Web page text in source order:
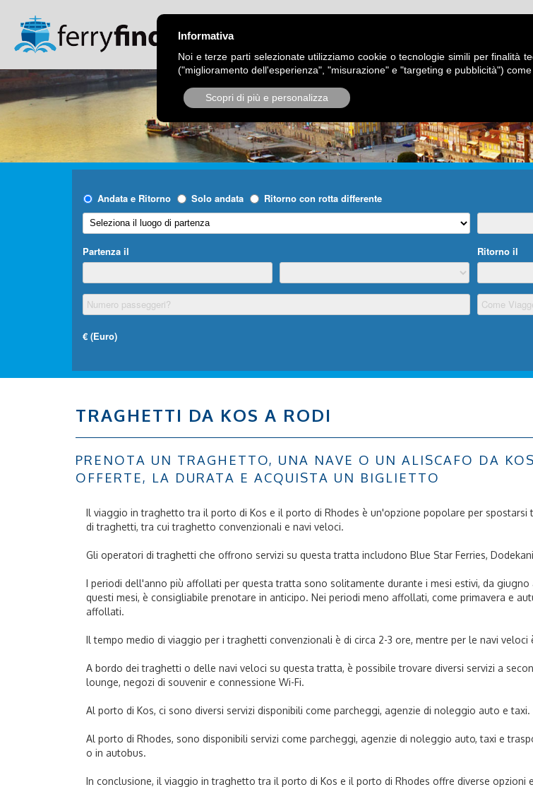
CHI SIAMO
TRAGHETTI DA KOS A RODI
PRENOTA UN TRAGHETTO, UNA NAVE O UN ALISCAFO DA
OFFERTE, LA DURATA E ACQUISTA UN BIGLIETTO
Il viaggio in traghetto tra il porto di Kos e il porto di Rhodes è un'opzione popolare per
di traghetti, tra cui traghetto convenzionali e navi veloci.
Gli operatori di traghetti che offrono servizi su questa tratta includono Blue Star Ferries,
I periodi dell'anno più affollati per questa tratta sono solitamente durante i mesi estivi, da
questi mesi, è consigliabile prenotare in anticipo. Nei periodi meno affollati, come primavera e
affollati.
Il tempo medio di viaggio per i traghetti convenzionali è di circa 2-3 ore, mentre per le navi veloci
A bordo dei traghetti o delle navi veloci su questa tratta, è possibile trovare diversi servizi a
lounge, negozi di souvenir e connessione Wi-Fi.
Al porto di Kos, ci sono diversi servizi disponibili come parcheggi, agenzie di noleggio auto e
Al porto di Rhodes, sono disponibili servizi come parcheggi, agenzie di noleggio auto, taxi e
o in autobus.
In conclusione, il viaggio in traghetto tra il porto di Kos e il porto di Rhodes offre diverse
Informativa
Noi e terze parti selezionate utilizziamo cookie o tecnologie simili per finalità
("miglioramento dell'esperienza", "misurazione" e "targeting e pubblicità")
Scopri di più e personalizza